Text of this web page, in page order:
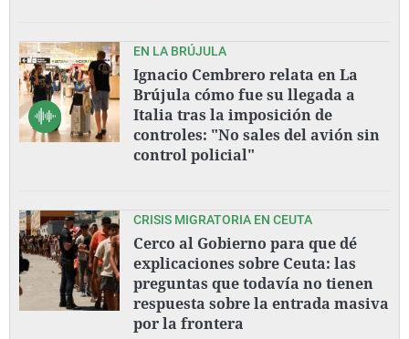
EN LA BRÚJULA
Ignacio Cembrero relata en La
Brújula cómo fue su llegada a
Italia tras la imposición de
controles: "No sales del avión sin
control policial"
CRISIS MIGRATORIA EN CEUTA
Cerco al Gobierno para que dé
explicaciones sobre Ceuta: las
preguntas que todavía no tienen
respuesta sobre la entrada masiva
por la frontera